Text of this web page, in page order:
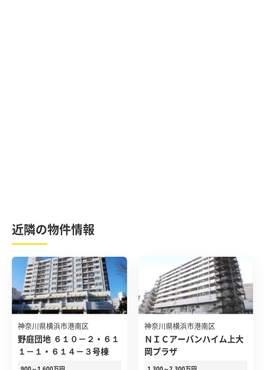
近隣の物件情報
神奈川県横浜市港南区
野庭団地 ６１０－２・６１
１－１・６１４－３号棟
神奈川県横浜市港南区
ＮＩＣアーバンハイム上大
岡プラザ